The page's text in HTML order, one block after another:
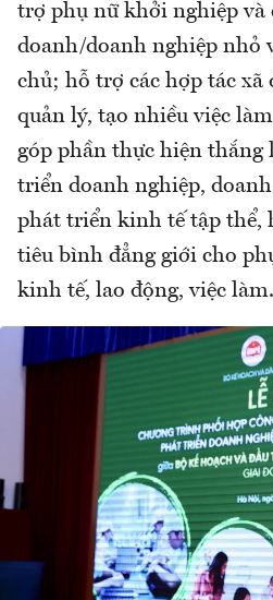
trợ phụ nữ khởi nghiệp và
doanh/doanh nghiệp nhỏ
chủ; hỗ trợ các hợp tác xã
quản lý, tạo nhiều việc
góp phần thực hiện thắng
triển doanh nghiệp,
phát triển kinh tế tập thể,
tiêu bình đẳng giới cho
kinh tế, lao động, việc làm.